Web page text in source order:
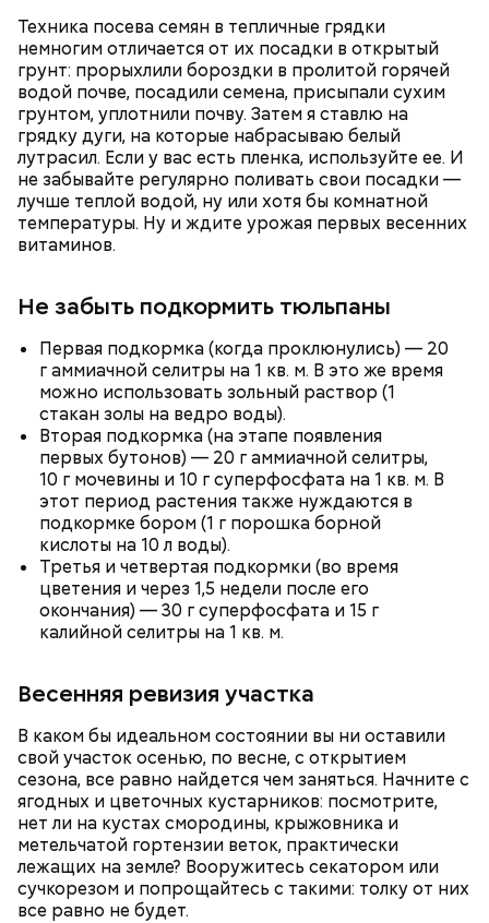
Техника посева семян в тепличные грядки
немногим отличается от их посадки в открытый
грунт: прорыхлили бороздки в пролитой горячей
водой почве, посадили семена, присыпали сухим
грунтом, уплотнили почву. Затем я ставлю на
грядку дуги, на которые набрасываю белый
лутрасил. Если у вас есть пленка, используйте ее. И
не забывайте регулярно поливать свои посадки —
лучше теплой водой, ну или хотя бы комнатной
температуры. Ну и ждите урожая первых весенних
витаминов.
Не забыть подкормить тюльпаны
Первая подкормка (когда проклюнулись) — 20
г аммиачной селитры на 1 кв. м. В это же время
можно использовать зольный раствор (1
стакан золы на ведро воды).
Вторая подкормка (на этапе появления
первых бутонов) — 20 г аммиачной селитры,
10 г мочевины и 10 г суперфосфата на 1 кв. м. В
этот период растения также нуждаются в
подкормке бором (1 г порошка борной
кислоты на 10 л воды).
Третья и четвертая подкормки (во время
цветения и через 1,5 недели после его
окончания) — 30 г суперфосфата и 15 г
калийной селитры на 1 кв. м.
Весенняя ревизия участка
В каком бы идеальном состоянии вы ни оставили
свой участок осенью, по весне, с открытием
сезона, все равно найдется чем заняться. Начните с
ягодных и цветочных кустарников: посмотрите,
нет ли на кустах смородины, крыжовника и
метельчатой гортензии веток, практически
лежащих на земле? Вооружитесь секатором или
сучкорезом и попрощайтесь с такими: толку от них
все равно не будет.
Спагетти из кабачков
Ингредиенты:
выводят токсины из организма
Ранние плоды, по словам врача, лучше не есть:
беременным, кормящим женщинам;
людям с ослабленной иммунной системой;
пожилым;
детям.
рака: чем полезен кресс-салат